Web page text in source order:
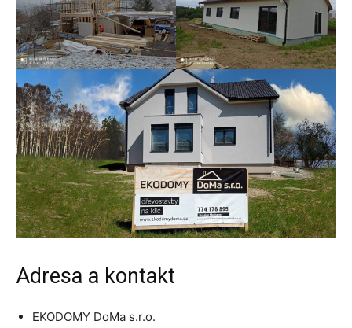
Adresa a kontakt
EKODOMY DoMa s.r.o.